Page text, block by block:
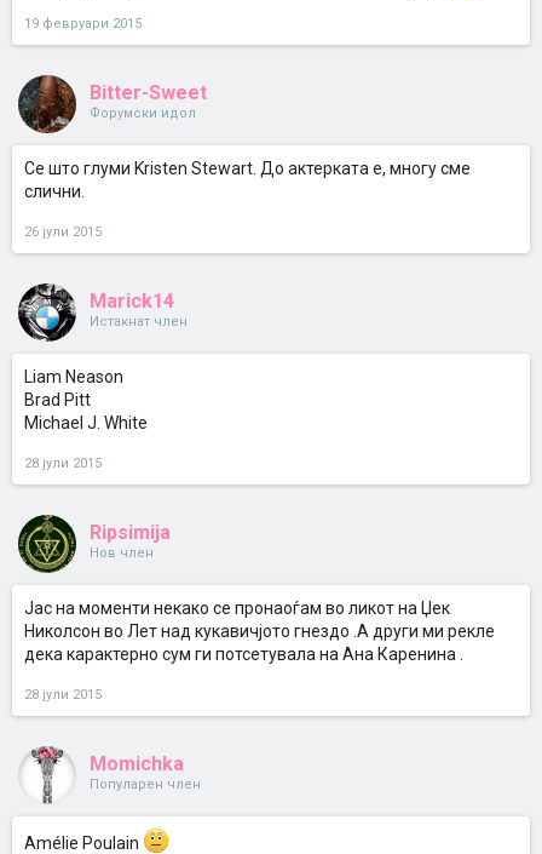
19 февруари 2015
Bitter-Sweet
Форумски идол
Се што глуми Kristen Stewart. До актерката е, многу сме
слични.
26 јули 2015
Marick14
Истакнат член
Liam Neason
Brad Pitt
Michael J. White
28 јули 2015
Ripsimija
Нов член
Јас на моменти некако се пронаоѓам во ликот на Џек
Николсон во Лет над кукавичјото гнездо .А други ми рекле
дека карактерно сум ги потсетувала на Ана Каренина .
28 јули 2015
Momichka
Популарен член
Amélie Poulain